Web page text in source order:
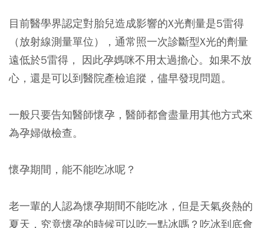
目前醫學界認定對胎兒造成影響的X光劑量是5雷得
（放射線測量單位），通常照一次診斷型X光的劑量
遠低於5雷得， 因此孕媽咪不用太過擔心。如果不放
心，還是可以到醫院產檢追蹤，儘早發現問題。
一般只要告知醫師懷孕，醫師都會盡量用其他方式來
為孕婦做檢查。
懷孕期間，能不能吃冰呢？
老一輩的人認為懷孕期間不能吃冰，但是天氣炎熱的
夏天，究竟懷孕的時候可以吃一點冰嗎？吃冰到底會